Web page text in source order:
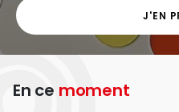
J'EN
En ce moment